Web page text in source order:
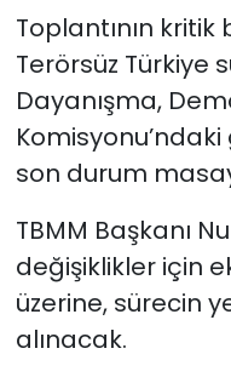
Toplantının kritik
Terörsüz Türkiye
Dayanışma,
son durum
TBMM Başkanı
değişiklikler için
üzerine, sürecin
alınacak.